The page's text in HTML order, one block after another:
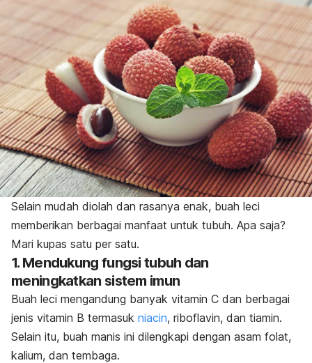
Selain mudah diolah dan rasanya enak, buah leci
memberikan berbagai manfaat untuk tubuh. Apa saja?
Mari kupas satu per satu.
1. Mendukung fungsi tubuh dan
meningkatkan sistem imun
Buah leci mengandung banyak vitamin C dan berbagai
jenis vitamin B termasuk niacin, riboflavin, dan tiamin.
Selain itu, buah manis ini dilengkapi dengan asam folat,
kalium, dan tembaga.